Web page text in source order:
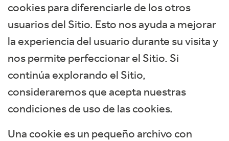
cookies para diferenciarle de los otros
usuarios del Sitio. Esto nos ayuda a mejorar
la experiencia del usuario durante su visita y
nos permite perfeccionar el Sitio. Si
continúa explorando el Sitio,
consideraremos que acepta nuestras
condiciones de uso de las cookies.
Una cookie es un pequeño archivo con